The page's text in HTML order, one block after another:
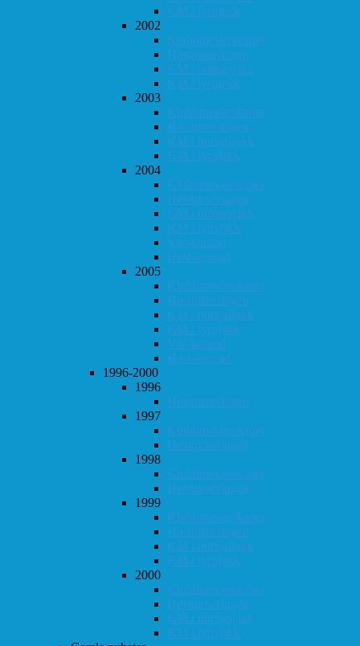
KM i lynsjakk
2002
Klubbmesterskapet
Høstturneringen
KM i hurtigsjakk
KM i lynsjakk
2003
Klubbmesterskapet
Høstturneringen
KM i hurtigsjakk
KM i lynsjakk
2004
Klubbmesterskapet
Høstturneringen
KM i hurtigsjakk
KM i lynsjakk
Vår-konrad
Høst-konrad
2005
Klubbmesterskapet
Høstturneringen
KM i hurtigsjakk
KM i lynsjakk
Vår-konrad
Høst-konrad
1996-2000
1996
Høstturneringen
1997
Klubbmesterskapet
Høstturneringen
1998
Klubbmesterskapet
Høstturneringen
1999
Klubbmesterskapet
Høstturneringen
KM i hurtigsjakk
KM i lynsjakk
2000
Klubbmesterskapet
Høstturneringen
KM i hurtigsjakk
KM i lynsjakk